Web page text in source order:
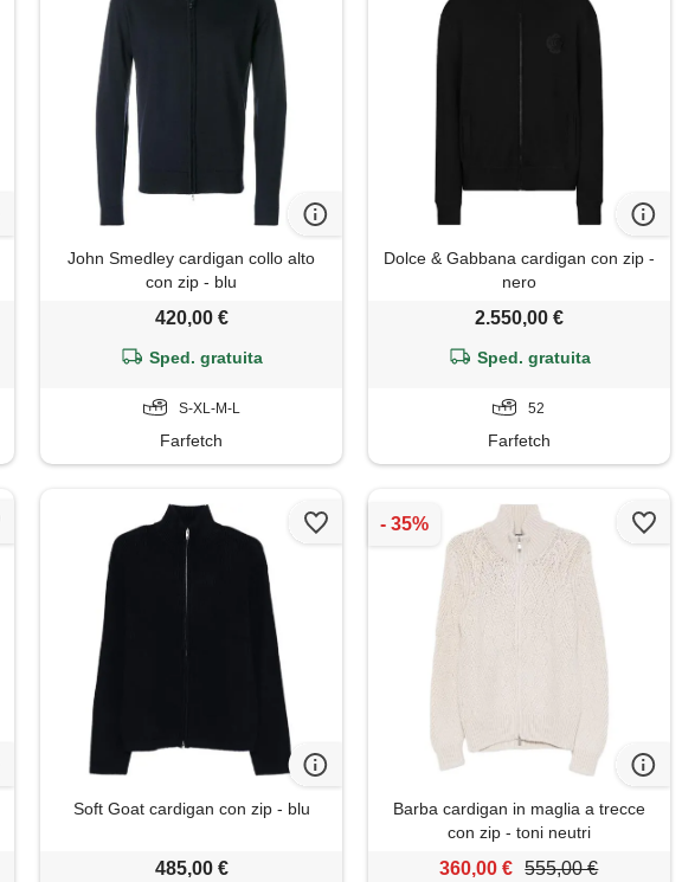
John Smedley cardigan collo alto
con zip - blu
420,00 €
Sped. gratuita
S-XL-M-L
Farfetch
Dolce & Gabbana cardigan con zip -
nero
2.550,00 €
Sped. gratuita
52
Farfetch
Soft Goat cardigan con zip - blu
485,00 €
Barba cardigan in maglia a trecce
con zip - toni neutri
360,00 € 555,00 €